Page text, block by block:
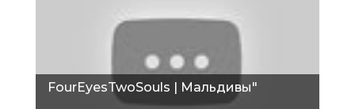
FourEyesTwoSouls | Мальдивы"